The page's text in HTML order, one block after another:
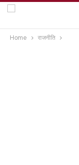
Home राजनीति